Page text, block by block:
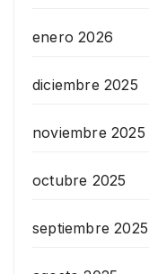
enero 2026
diciembre 2025
noviembre 2025
octubre 2025
septiembre 2025